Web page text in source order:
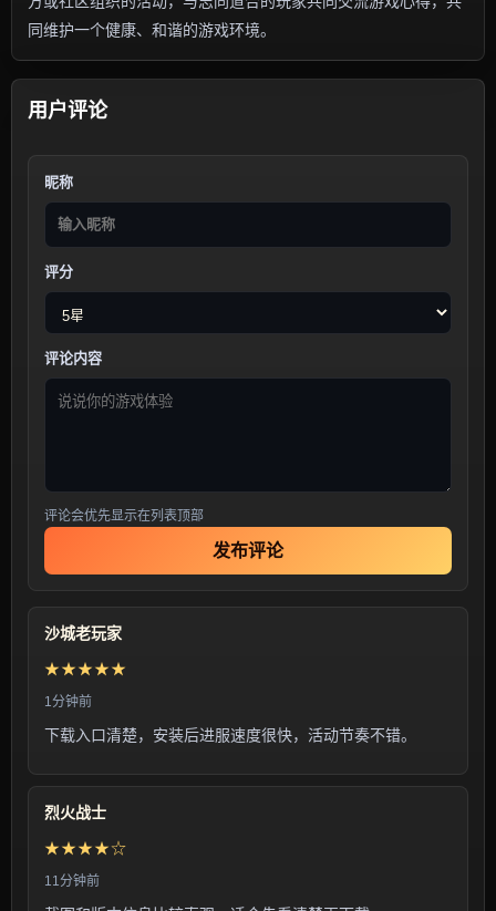
同维护一个健康、和谐的游戏环境。
用户评论
昵称
评分
评论内容
评论会优先显示在列表顶部
发布评论
沙城老玩家
★★★★★
1分钟前
下载入口清楚，安装后进服速度很快，活动节奏不错。
烈火战士
★★★★☆
11分钟前